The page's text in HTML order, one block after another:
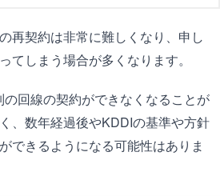
再契約は非常に難しくなり、申し
てしまう場合が多くなります。
回線の契約ができなくなることが
、数年経過後やKDDIの基準や方針
できるようになる可能性はありま